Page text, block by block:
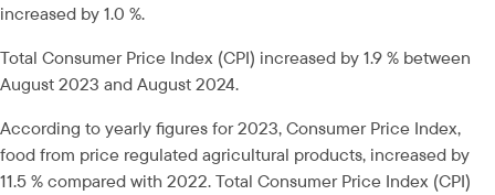
increased by 1.0 %.
Total Consumer Price Index (CPI) increased by 1.9 % between
August 2023 and August 2024.
According to yearly figures for 2023, Consumer Price Index,
food from price regulated agricultural products, increased by
11.5 % compared with 2022. Total Consumer Price Index (CPI)